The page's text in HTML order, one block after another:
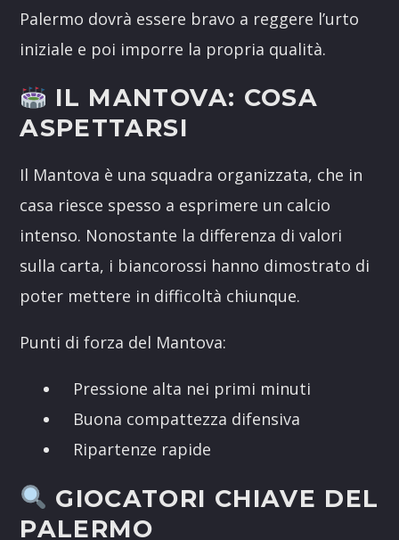
Palermo dovrà essere bravo a reggere l’urto
iniziale e poi imporre la propria qualità.
IL MANTOVA: COSA
ASPETTARSI
Il Mantova è una squadra organizzata, che in
casa riesce spesso a esprimere un calcio
intenso. Nonostante la differenza di valori
sulla carta, i biancorossi hanno dimostrato di
poter mettere in difficoltà chiunque.
Punti di forza del Mantova:
Pressione alta nei primi minuti
Buona compattezza difensiva
Ripartenze rapide
GIOCATORI CHIAVE DEL
PALERMO